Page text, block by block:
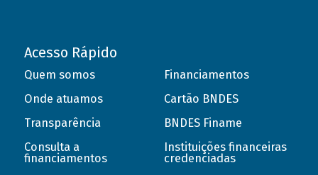
Acesso Rápido
Quem somos
Onde atuamos
Transparência
Consulta a
financiamentos
Financiamentos
Cartão BNDES
BNDES Finame
Instituições financeiras
credenciadas